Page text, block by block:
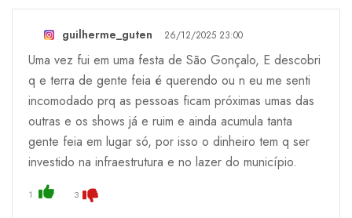
guilherme_guten 26/12/2025 23:00
Uma vez fui em uma festa de São Gonçalo, E descobri
q e terra de gente feia é querendo ou n eu me senti
incomodado prq as pessoas ficam próximas umas das
outras e os shows já e ruim e ainda acumula tanta
gente feia em lugar só, por isso o dinheiro tem q ser
investido na infraestrutura e no lazer do município.
1 3